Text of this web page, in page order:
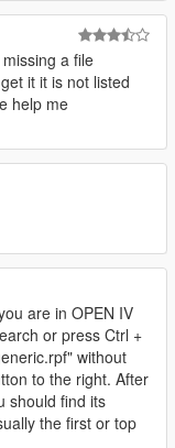
a file
it it is not listed
help me
are in OPEN IV
or press Ctrl +
without
to the right. After
should find its
the first or top